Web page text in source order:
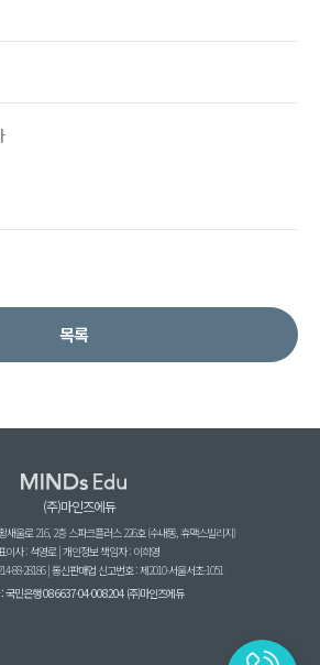
목록
(주)마인즈에듀
새울로 216, 2층 스파크플러스 226호 (수내동, 휴맥스빌리지)
이사 : 석영로 | 개인정보 책임자 : 이희영
88-28186 | 통신판매업 신고번호 : 제2010-서울서초-1051
국민은행 086637-04-008204 (주)마인즈에듀